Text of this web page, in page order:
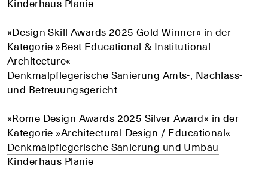
»Design Skill Awards 2025 Gold Winner« in der
Kategorie »Best Educational & Institutional
Architecture«
Denkmalpflegerische Sanierung Amts-, Nachlass-
und Betreuungsgericht
»Rome Design Awards 2025 Silver Award« in der
Kategorie »Architectural Design / Educational«
Denkmalpflegerische Sanierung und Umbau
Kinderhaus Planie